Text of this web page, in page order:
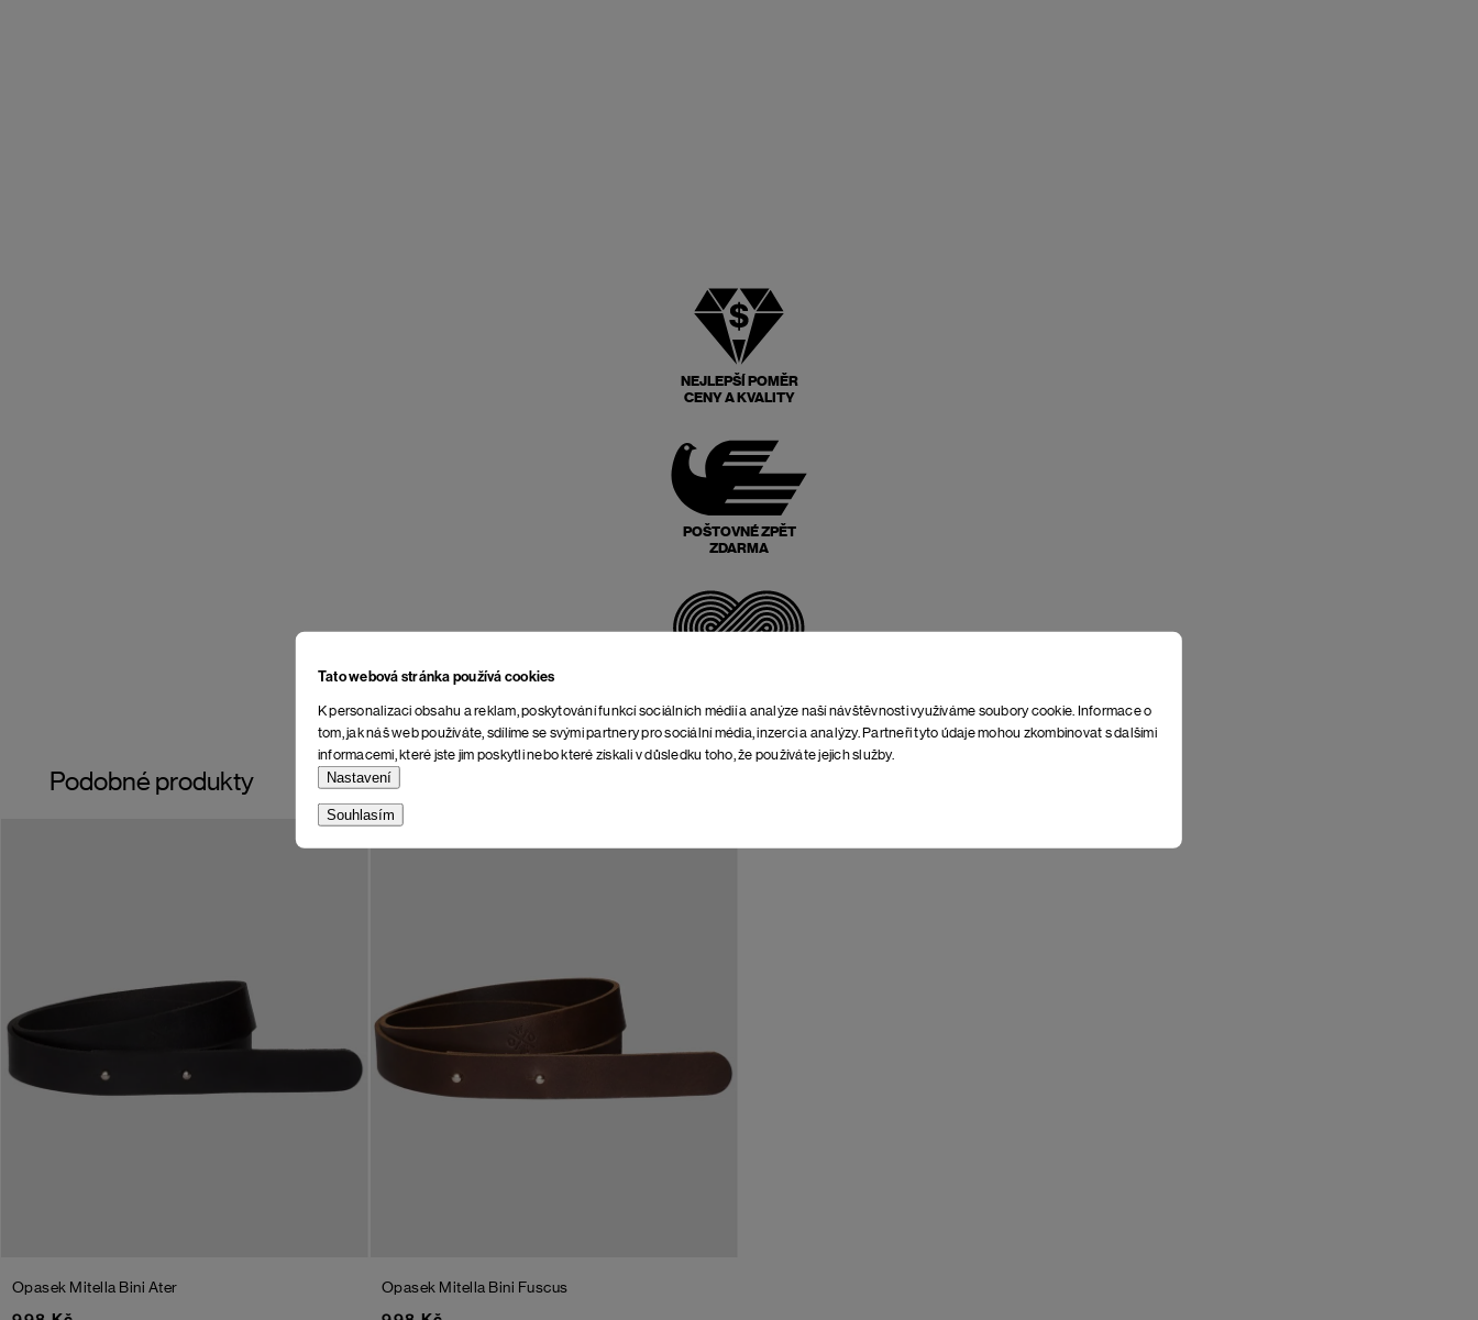
Tato webová stránka používá cookies
K personalizaci obsahu a reklam, poskytování funkcí sociálních médií a analýze naší návštěvnosti využíváme soubory cookie. Informace o
tom, jak náš web používáte, sdílíme se svými partnery pro sociální média, inzerci a analýzy. Partneři tyto údaje mohou zkombinovat s dalšími
informacemi, které jste jim poskytli nebo které získali v důsledku toho, že používáte jejich služby.
Nastavení
Souhlasím
NEJLEPŠÍ POMĚR
CENY A KVALITY
POŠTOVNÉ ZPĚT
ZDARMA
Podobné produkty
Opasek Mitella Bini Ater Opasek Mitella Bini Fuscus